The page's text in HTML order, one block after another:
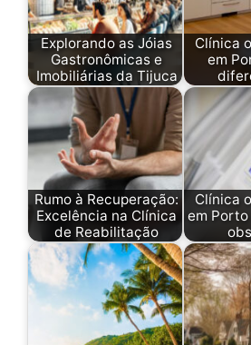
Explorando as Jóias
Gastronômicas e
Imobiliárias da Tijuca
Clínica
em
Rumo à Recuperação:
Excelência na Clínica
de Reabilitação
Clínica
em Porto